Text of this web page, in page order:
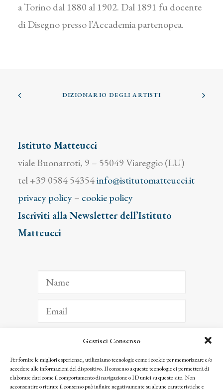
Gestisci Consenso
Per fornire le migliori esperienze, utilizziamo tecnologie come i cookie per memorizzare e/o
accedere alle informazioni del dispositivo. Il consenso a queste tecnologie ci permetterà di
elaborare dati come il comportamento di navigazione o ID unici su questo sito. Non
acconsentire o ritirare il consenso può influire negativamente su alcune caratteristiche e
a Torino dal 1880 al 1902. Dal 1891 fu docente
di Disegno presso l’Accademia partenopea.
DIZIONARIO DEGLI ARTISTI
Istituto Matteucci
viale Buonarroti, 9 – 55049 Viareggio (LU)
tel +39 0584 54354info@istitutomatteucci.it
privacy policy– cookie policy
Iscriviti alla Newsletter dell’Istituto
Matteucci
ISCRIVITI
Facendo clic per iscriverti, riconosci che le tue informazioni saranno trattate
seguendo la nostra Privacy Policy